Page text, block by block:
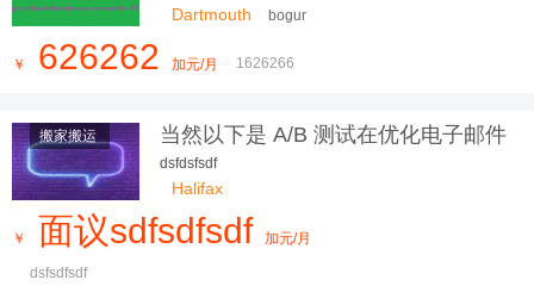
Dartmouth bogur
￥ 626262 加元/月 1626266
搬家搬运
当然以下是 A/B 测试在优化电子邮件
营销活动
dsfdsfsdf
Halifax
￥ 面议sdfsdfsdf 加元/月
dsfsdfsdf